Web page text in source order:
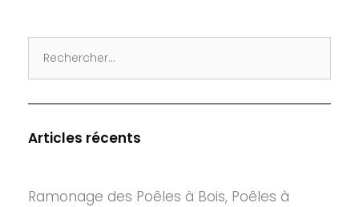
for:
Articles récents
Ramonage des Poêles à Bois, Poêles à